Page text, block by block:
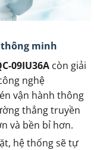
minh
09IU36A còn giải
nghệ
vận hành thông
thẳng truyền
và bền bỉ hơn.
hệ thống sẽ tự